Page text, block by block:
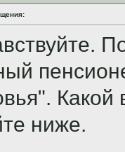
Какой
ниже.